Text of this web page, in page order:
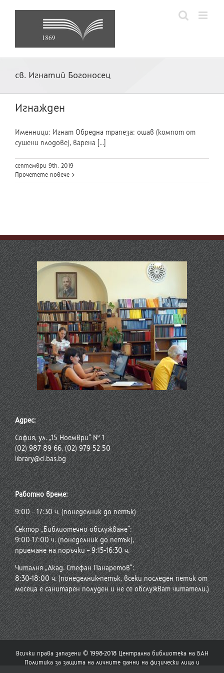
св. Игнатий Богоносец
Игнажден
Именници: Игнат Обредна трапеза: ошав (компот от
сушени плодове), варена [...]
септември 9th, 2019
Прочетете повече
Адрес:
София, ул. „15 Ноември“ № 1
(02) 987 89 66, (02) 979 52 50
library@cl.bas.bg
Работно време:
9:00 – 17:30 ч. (понеделник до петък)
Сектор „Библиотечно обслужване“:
9:00-17:00 ч. (понеделник до петък),
приемане на поръчки – 9:15-16:30 ч.
Читалня „Акад. Стефан Панаретов“:
8:30-18:00 ч. (понеделник-петък, всеки последен петък от
месеца е санитарен полуден и не се обслужват читатели.)
Всички права запазени © 1998-2018 Централна библиотека на БАН
Политика за защита на личните данни на физически лица и